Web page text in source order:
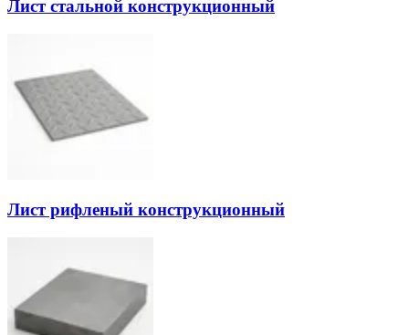
Лист стальной конструкционный
Лист рифленый конструкционный